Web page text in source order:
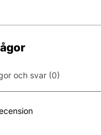
och svar (0)